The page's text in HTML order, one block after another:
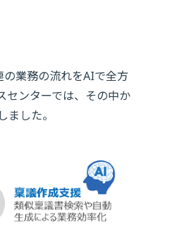
業務の流れをAIで全方
センターでは、その中か
した。